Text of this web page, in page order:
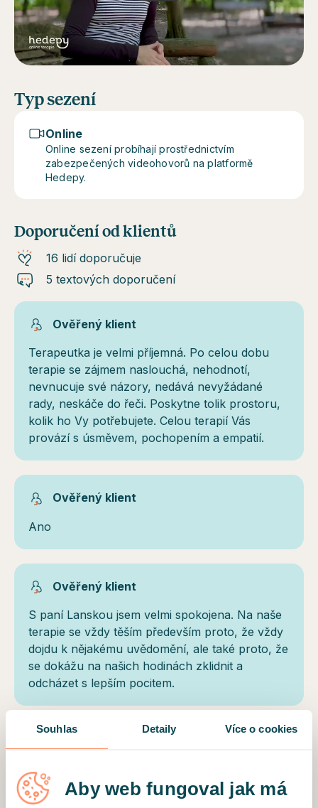
Souhlas Detaily Více o cookies
Aby web fungoval jak má
Typ sezení
Online
Online sezení probíhají prostřednictvím
zabezpečených videohovorů na platformě
Hedepy.
Doporučení od klientů
16 lidí doporučuje
5 textových doporučení
Ověřený klient
Terapeutka je velmi příjemná. Po celou dobu
terapie se zájmem naslouchá, nehodnotí,
nevnucuje své názory, nedává nevyžádané
rady, neskáče do řeči. Poskytne tolik prostoru,
kolik ho Vy potřebujete. Celou terapií Vás
provází s úsměvem, pochopením a empatií.
Ověřený klient
Ano
Ověřený klient
S paní Lanskou jsem velmi spokojena. Na naše
terapie se vždy těším především proto, že vždy
dojdu k nějakému uvědomění, ale také proto, že
se dokážu na našich hodinách zklidnit a
odcházet s lepším pocitem.